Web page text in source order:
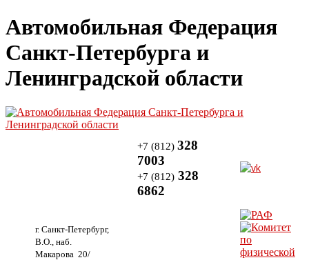
Автомобильная Федерация
Санкт-Петербурга и
Ленинградской области
г. Санкт-Петербург,
В.О., наб.
Макарова 20/
+7 (812) 328
7003
+7 (812) 328
6862